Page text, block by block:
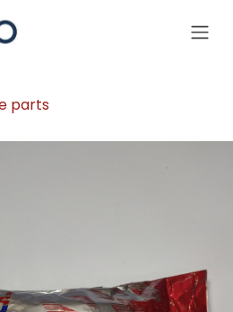
parts